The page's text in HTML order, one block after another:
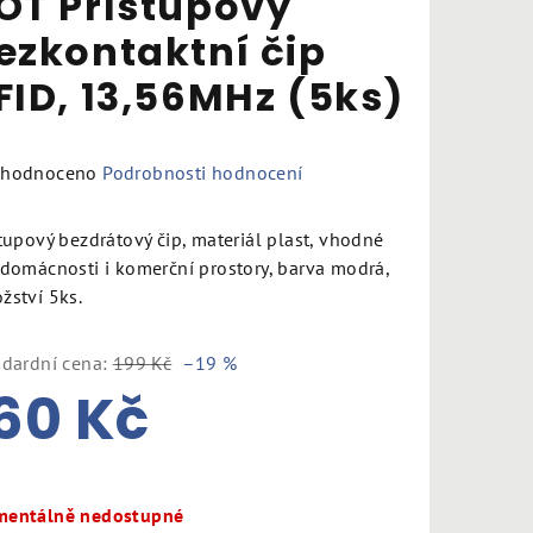
čip
13,56MHz (5ks)
Podrobnosti hodnocení
bezdrátový čip, materiál plast, vhodné
i komerční prostory, barva modrá,
5ks.
cena: 199 Kč –19 %
Kč
nedostupné